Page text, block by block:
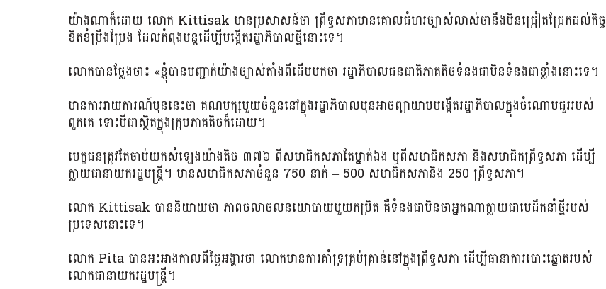
យ៉ាងណាក៏ដោយ លោក Kittisak មានប្រសាសន៍ថា ព្រឹទ្ធសភាមានគោលជំហរច្បាស់លាស់ថានឹងមិនជ្រៀតជ្រែកដល់កិច្ច
ខិតខំប្រឹងប្រែង ដែលកំពុងបន្តដើម្បីបង្កើតរដ្ឋាភិបាលថ្មីនោះទេ។
លោក​បាន​ថ្លែង​ថា​៖ «​ខ្ញុំ​បាន​បញ្ជាក់​យ៉ាង​ច្បាស់​តាំង​ពី​ដើម​មក​ថា រដ្ឋាភិបាល​ជនជាតិ​ភាគតិច​ទំនង​ជា​មិន​ទំនង​ជាខ្លាំងនោះ​ទេ​។
មានការរាយការណ៍មុននេះថា គណបក្សមួយចំនួននៅក្នុងរដ្ឋាភិបាលមុនអាចព្យាយាមបង្កើតរដ្ឋាភិបាលក្នុងចំណោមជួររបស់
ពួកគេ ទោះបីជាស្ថិតក្នុងក្រុមភាគតិចក៏ដោយ។
បេក្ខជនត្រូវតែចាប់យកសំឡេងយ៉ាងតិច ៣៧៦ ពីសមាជិកសភាតែម្នាក់ឯង ឬពីសមាជិកសភា និងសមាជិកព្រឹទ្ធសភា ដើម្បី
ក្លាយជានាយករដ្ឋមន្ត្រី។ មានសមាជិកសភាចំនួន 750 នាក់ – 500 សមាជិកសភានិង 250 ព្រឹទ្ធសភា។
លោក Kittisak បាននិយាយថា ភាពចលាចលនយោបាយមួយកម្រិត គឺទំនងជាមិនថាអ្នកណាក្លាយជាមេដឹកនាំថ្មីរបស់
ប្រទេសនោះទេ។
លោក Pita បានអះអាងកាលពីថ្ងៃអង្គារថា លោកមានការគាំទ្រគ្រប់គ្រាន់នៅក្នុងព្រឹទ្ធសភា ដើម្បីធានាការបោះឆ្នោតរបស់
លោកជានាយករដ្ឋមន្ត្រី។